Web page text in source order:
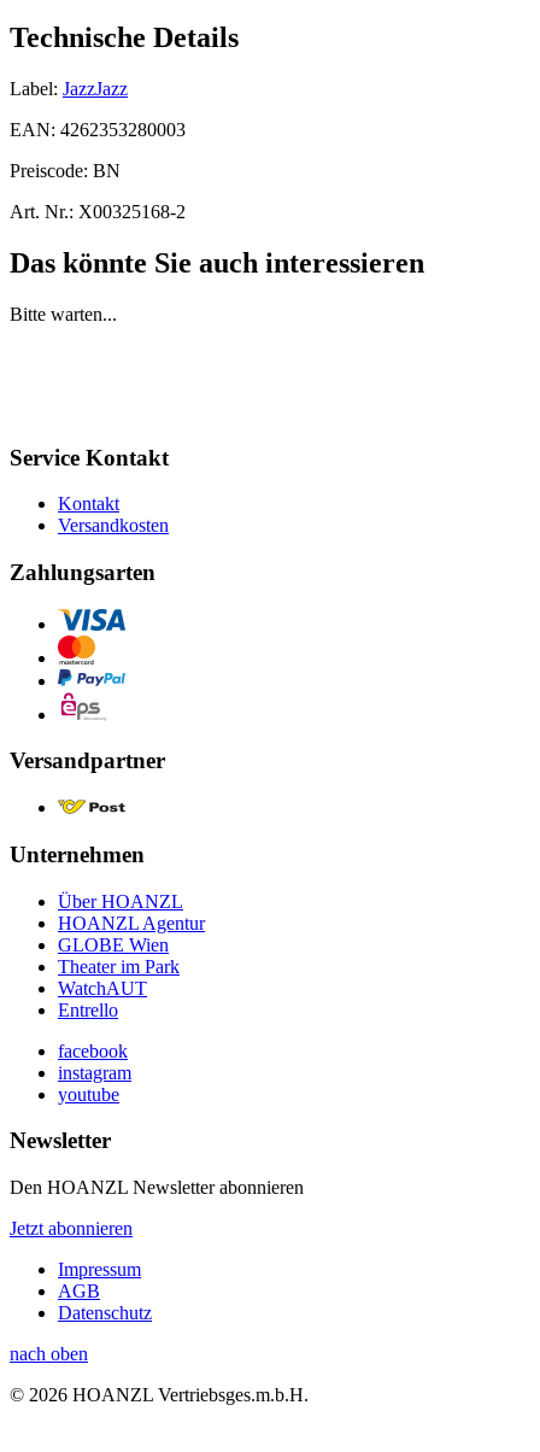
Technische Details
Label: JazzJazz
EAN: 4262353280003
Preiscode: BN
Art. Nr.: X00325168-2
Das könnte Sie auch interessieren
Bitte warten...
Service Kontakt
Kontakt
Versandkosten
Zahlungsarten
Versandpartner
Unternehmen
Über HOANZL
HOANZL Agentur
GLOBE Wien
Theater im Park
WatchAUT
Entrello
facebook
instagram
youtube
Newsletter
Den HOANZL Newsletter abonnieren
Jetzt abonnieren
Impressum
AGB
Datenschutz
nach oben
© 2026 HOANZL Vertriebsges.m.b.H.